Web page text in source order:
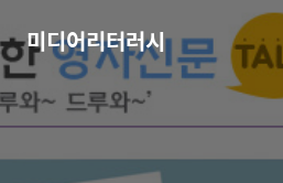
미디어리터러시